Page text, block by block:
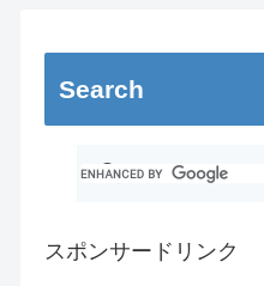
Search
スポンサードリンク